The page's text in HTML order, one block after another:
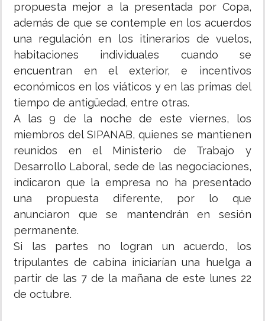
propuesta mejor a la presentada por Copa,
además de que se contemple en los acuerdos
una regulación en los itinerarios de vuelos,
habitaciones individuales cuando se
encuentran en el exterior, e incentivos
económicos en los viáticos y en las primas del
tiempo de antigüedad, entre otras.
A las 9 de la noche de este viernes, los
miembros del SIPANAB, quienes se mantienen
reunidos en el Ministerio de Trabajo y
Desarrollo Laboral, sede de las negociaciones,
indicaron que la empresa no ha presentado
una propuesta diferente, por lo que
anunciaron que se mantendrán en sesión
permanente.
Si las partes no logran un acuerdo, los
tripulantes de cabina iniciarían una huelga a
partir de las 7 de la mañana de este lunes 22
de octubre.